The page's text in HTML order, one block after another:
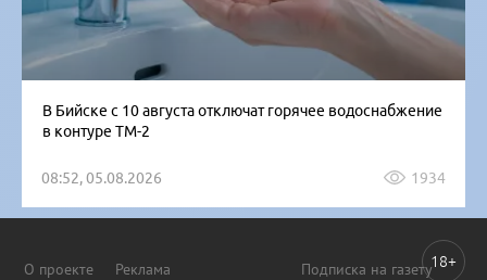
В Бийске с 10 августа отключат горячее водоснабжение
в контуре ТМ-2
08:52, 05.08.2026 1934
О проекте Реклама Подписка на газету18+